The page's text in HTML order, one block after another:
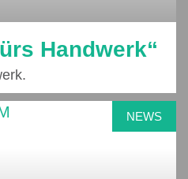
Handwerk“
NEWS